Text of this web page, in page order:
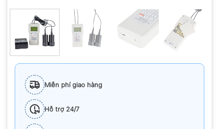
Miễn phí giao hàng
Hỗ trợ 24/7